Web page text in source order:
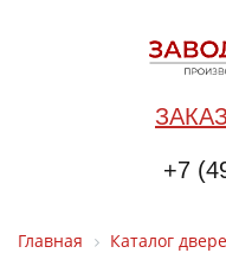
+7
Главная
Каталог